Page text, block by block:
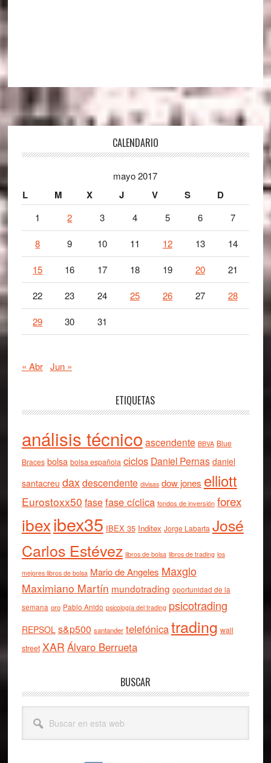
CALENDARIO
mayo 2017
L M X J V S D
1 2 3 4 5 6 7
8 9 10 11 12 13 14
15 16 17 18 19 20 21
22 23 24 25 26 27 28
29 30 31
« Abr Jun »
ETIQUETAS
análisis técnico ascendente BBVA Blue
Braces bolsa bolsa española ciclos Daniel Pernas daniel
santacreu daxdescendente divisas dow jones elliott
Eurostoxx50 fasefase cíclica fondos de inversión forex
ibexibex35 IBEX 35 Inditex Jorge Labarta José
Carlos Estévez libros de bolsa libros de trading los
mejores libros de bolsa Mario de Angeles Maxglo
Maximiano Martín mundotrading oportunidad de la
semana oro Pablo Anido psicología del trading psicotrading
REPSOL s&p500 santander telefónicatrading wall
street XAR Álvaro Berrueta
BUSCAR
esta